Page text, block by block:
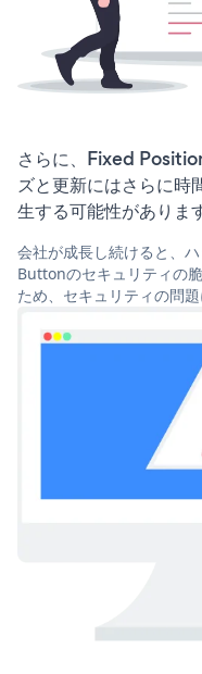
さらに、Fixed
ズと更新にはさらに時
生する可能性がありま
会社が成長し続けると、
Buttonのセキュリティの
ため、セキュリティの問